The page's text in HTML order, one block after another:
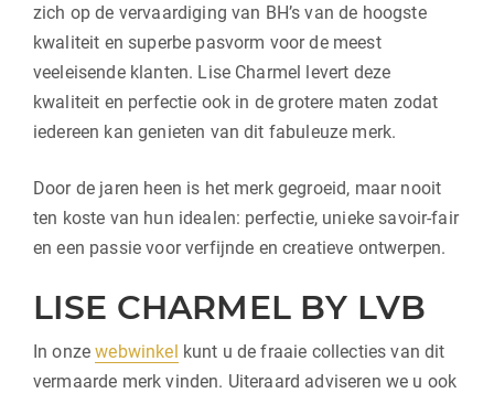
zich op de vervaardiging van BH’s van de hoogste
kwaliteit en superbe pasvorm voor de meest
veeleisende klanten. Lise Charmel levert deze
kwaliteit en perfectie ook in de grotere maten zodat
iedereen kan genieten van dit fabuleuze merk.
Door de jaren heen is het merk gegroeid, maar nooit
ten koste van hun idealen: perfectie, unieke savoir-fair
en een passie voor verfijnde en creatieve ontwerpen.
LISE CHARMEL BY LVB
In onzewebwinkel kunt u de fraaie collecties van dit
vermaarde merk vinden. Uiteraard adviseren we u ook